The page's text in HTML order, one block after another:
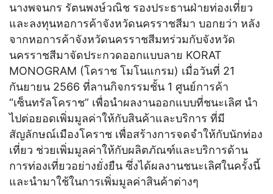
นางพจนกร รัตนพงษ์วณิช รองประธานฝ่ายท่องเที่ยว
และลงทุนหอการค้าจังหวัดนครราชสีมา บอกยว่า หลัง
จากหอการค้าจังหวัดนครราชสีมทร่วมกับจังหวัด
นครราชสีมาจัดประกวดออกแบบลาย KORAT
MONOGRAM (โคราช โมโนแกรม) เมื่อวันที่ 21
กันยายน 2566 ที่ลานกิจกรรมชั้น 1 ศูนย์การค้า
“เซ็นทรัลโคราช” เพื่อนำผลงานออกแบบที่ชนะเลิศ นำ
ไปต่อยอดเพิ่มมูลค่าให้กับสินค้าและบริการ ที่มี
สัญลักษณ์เมืองโคราช เพื่อสร้างการจดจำให้กับนักท่อง
เที่ยว ช่วยเพิ่มมูลค่าให้กับผลิตภัณฑ์และบริการด้าน
การท่องเที่ยวอย่างยั่งยืน ซึ่งได้ผลงานชนะเลิศในครั้งนี้
และนำมาใช้ในการเพิ่มมูลค่าสินค้าต่างๆ